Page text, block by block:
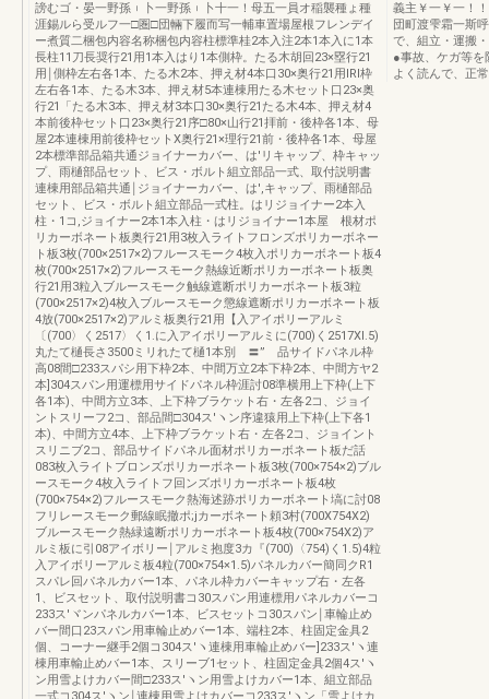
謗むゴ・晏一野孫︲卜一野孫︲卜十一！母五一員オ稲襲種ょ種
涯錫ルら受ルフ一□圏□団輛下履而写一輔車置場屋根フレンデイ
ー煮質二梱包内容名称梱包内容柱標準桂2本入注2本1本入に1本
長柱11刀長奨行21用1本入はり1本側枠。たる木胡回23×塁行21
用￨側枠左右各1本、たる木2本、押え材4本口30×奥行21用lRl枠
左右各1本、たる木3本、押え材5本連棟用たる木セット口23×奥
行21「たる木3本、押え材3本口30×奥行21たる木4本、押え材4
本前後枠セット口23×奥行21序□80×山行21拝前・後枠各1本、母
屋2本連棟用前後枠セットX奥行21×理行21前・後枠各1本、母屋
2本標準部品箱共通ジョイナーカバー、は'リキャップ、枠キャッ
プ、雨樋部品セット、ビス・ボルト組立部品一式、取付説明書
連棟用部品箱共通￨ジョイナーカバー、は',キャップ、雨樋部品
セット、ビス・ボルト組立部品一式柱。はリジョイナー2本入
柱・1コ,ジョイナー2本1本入柱・はリジョイナー1本屋 根材ポ
リカーボネート板奥行21用3枚入ライトフロンズポリカーボネー
ト板3枚(700×2517×2)フルースモーク4枚入ポリカーボネート板4
枚(700×2517×2)フルースモーク熱線近断ポリカーボネート板奥
行21用3粒入ブルースモーク触線遮断ポリカーボネート板3粒
(700×2517×2)4枚入ブルースモーク懲線遮断ポリカーボネート板
4放(700×2517×2)アルミ板奥行21用【入アイポリーアルミ
〔(700〉く2517〉く1.に入アイポリーアルミに(700)く2517Xl.5)
丸たて樋長さ3500ミリれたて樋1本別 〓” 品サイドパネル枠
高08間□233スパシ用下枠2本、中間万立2本下枠2本、中間方ヤ2
本]304スパン用運標用サイドパネル枠涯討08準横用上下枠(上下
各1本)、中間方立3本、上下枠ブラケット右・左各2コ、ジョイ
ントスリーフ2コ、部品間□304ス′ヽン序違猿用上下枠(上下各1
本)、中間方立4本、上下枠ブラケット右・左各2コ、ジョイント
スリニブ2コ、部品サイドパネル面材ポリカーボネート板だ話
083枚入ライトブロンズポリカーボネート板3枚(700×754×2)ブル
ースモーク4枚入ライトフ回ンズポリカーボネート板4枚
(700×754×2)フルースモーク熱海述跡ポリカーボネート塙に討08
フリレースモーク郵線眠撤ポ;jカーボネート頼3村(700X754X2)
ブルースモーク熱緑遠断ポリカーボネート板4枚(700×754X2)ア
ルミ板に引08アイボリー￨アルミ抱度3カ『(700)〈754)く1.5)4粒
入アイボリーアルミ板4粒(700×754×1.5)パネルカバー簡同クR1
スパレ回パネルカバー1本、パネル枠カバーキャップ右・左各
1、ビスセット、取付説明書コ30スパン用連標用パネルカバーコ
233ス′ヾンパネルカバー1本、ビスセットコ30スパン￨車輪止め
バー間口23スパン用車輪止めバー1本、端柱2本、柱固定金具2
個、コーナー継手2個コ304ス′ヽ連棟用車輪止めバー]233ス′ヽ連
棟用車輸止めバー1本、スリーブ1セット、柱固定金具2個4ス′ヽ
ン用雪よけカバー間□233ス′ヽン用雪よけカバー1本、組立部品
義主￥一￥一！
団町渡雫霜一斯
で、組立・運搬
●事故、ケガ等を
よく読んで、正